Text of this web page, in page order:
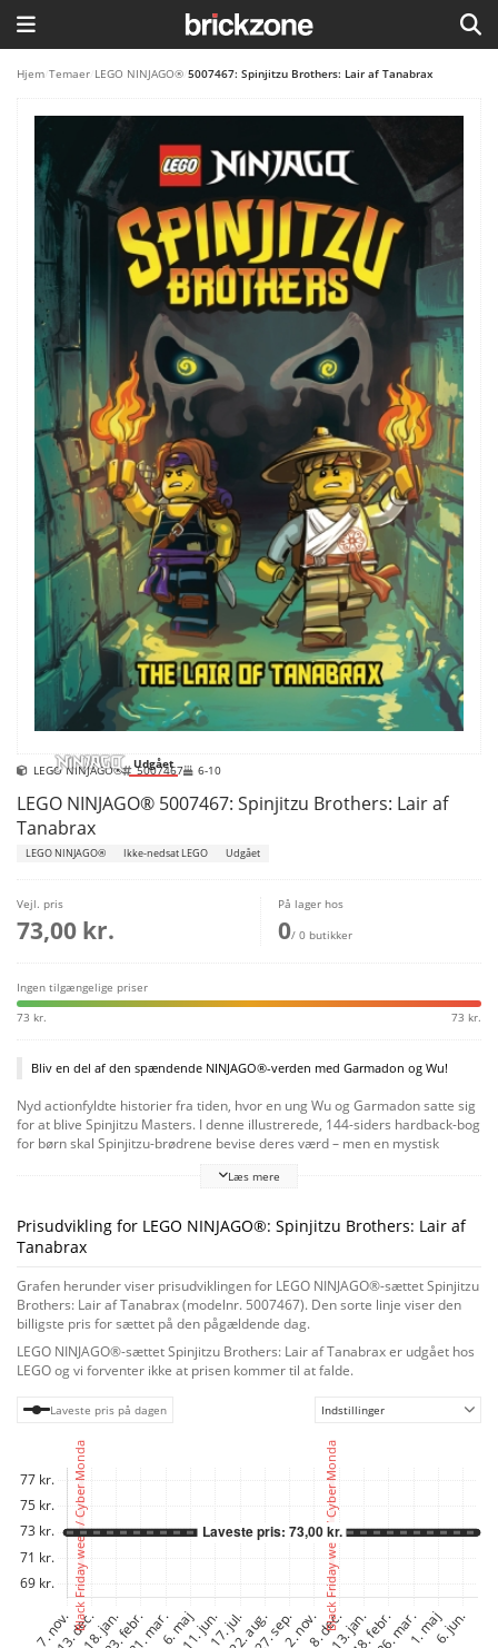
HJEM
TEMAER
BLOG
LEGO FAVORITTER
Hjem Temaer LEGO NINJAGO® 5007467: Spinjitzu Brothers: Lair af Tanabrax
Udgået
LEGO NINJAGO® 5007467 6-10
LEGO NINJAGO® 5007467: Spinjitzu Brothers: Lair af
Tanabrax
LEGO NINJAGO® Ikke-nedsat LEGO Udgået
Vejl. pris
73,00 kr.
På lager hos
0/ 0 butikker
Ingen tilgængelige priser
73 kr. 73 kr.
Bliv en del af den spændende NINJAGO®-verden med Garmadon og Wu!
Nyd actionfyldte historier fra tiden, hvor en ung Wu og Garmadon satte sig
for at blive Spinjitzu Masters. I denne illustrerede, 144-siders hardback-bog
for børn skal Spinjitzu-brødrene bevise deres værd – men en mystisk
begynde deres træning. Kan de arbejde sammen som et team? Spinjitzu
vil være en fantastisk gave til enhver passioneret NINJAGO®-fan.
Læs mere
Prisudvikling for LEGO NINJAGO®: Spinjitzu Brothers: Lair af
Tanabrax
Grafen herunder viser prisudviklingen for LEGO NINJAGO®-sættet Spinjitzu
Brothers: Lair af Tanabrax (modelnr. 5007467). Den sorte linje viser den
billigste pris for sættet på den pågældende dag.
LEGO NINJAGO®-sættet Spinjitzu Brothers: Lair af Tanabrax er udgået hos
LEGO og vi forventer ikke at prisen kommer til at falde.
Laveste pris på dagen Indstillinger